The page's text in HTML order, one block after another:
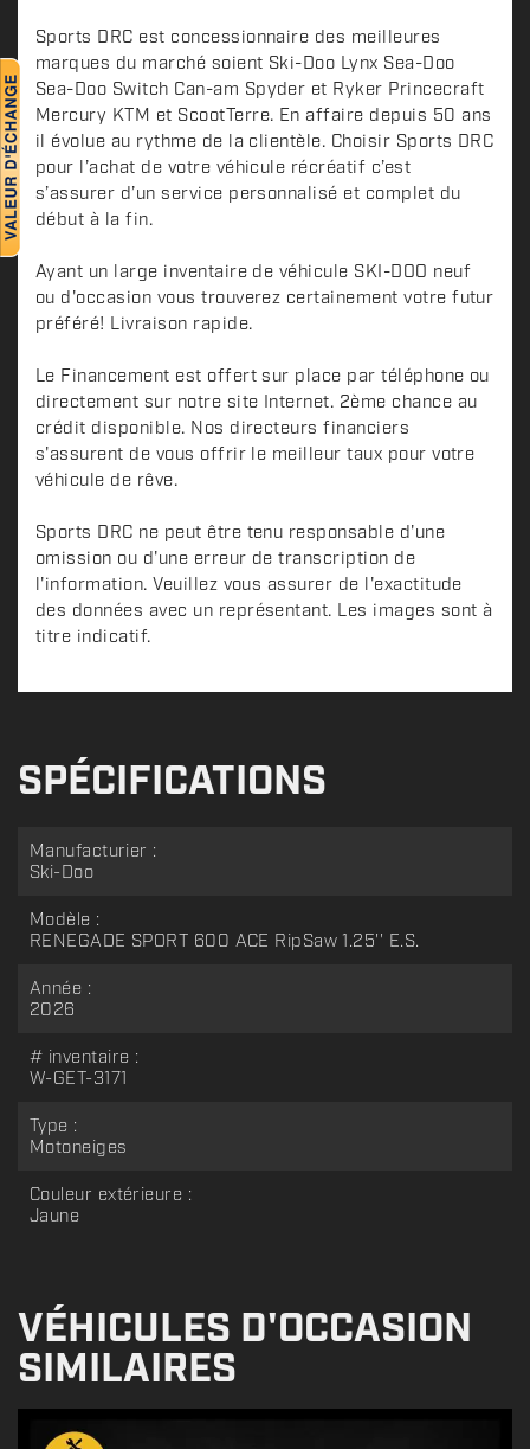
n
Sports DRC est concessionnaire des meilleures
marques du marché soient Ski-Doo Lynx Sea-Doo
Sea-Doo Switch Can-am Spyder et Ryker Princecraft
Mercury KTM et ScootTerre. En affaire depuis 50 ans
il évolue au rythme de la clientèle. Choisir Sports DRC
pour l’achat de votre véhicule récréatif c’est
s’assurer d’un service personnalisé et complet du
début à la fin.
Ayant un large inventaire de véhicule SKI-DOO neuf
ou d'occasion vous trouverez certainement votre futur
préféré! Livraison rapide.
Le Financement est offert sur place par téléphone ou
directement sur notre site Internet. 2ème chance au
crédit disponible. Nos directeurs financiers
s'assurent de vous offrir le meilleur taux pour votre
véhicule de rêve.
Sports DRC ne peut être tenu responsable d'une
omission ou d'une erreur de transcription de
l'information. Veuillez vous assurer de l'exactitude
des données avec un représentant. Les images sont à
titre indicatif.
SPÉCIFICATIONS
Manufacturier :
Ski-Doo
Modèle :
RENEGADE SPORT 600 ACE RipSaw 1.25'' E.S.
Année :
2026
# inventaire :
W-GET-3171
Type :
Motoneiges
Couleur extérieure :
Jaune
VÉHICULES D'OCCASION
SIMILAIRES